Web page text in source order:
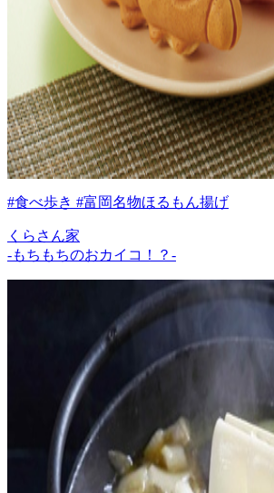
#食べ歩き #富岡名物ほるもん揚げ
くらさん家
-もちもちのおカイコ！？-